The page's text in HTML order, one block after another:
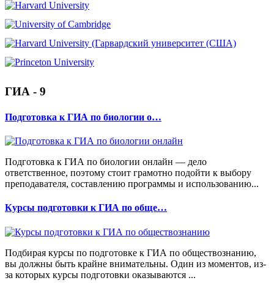
ГИА - 9
Подготовка к ГИА по биологии о…
Подготовка к ГИА по биологии онлайн — дело
ответственное, поэтому стоит грамотно подойти к выбору
преподавателя, составлению программы и использованию...
Курсы подготовки к ГИА по обще…
Подбирая курсы по подготовке к ГИА по обществознанию,
вы должны быть крайне внимательны. Один из моментов, из-
за которых курсы подготовки оказываются ...